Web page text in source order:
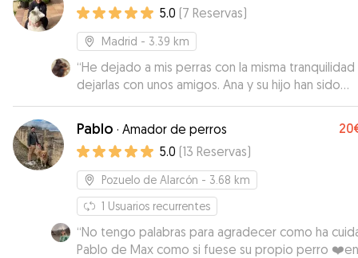
5.0 (7 Reservas)
Madrid - 3.39 km
“He dejado a mis perras con la misma
dejarlas con unos amigos. Ana y su hijo han sido
atentos y cariñosos con mis pequeñas. Una
Pablo · Amador de perros
5.0 (13 Reservas)
Pozuelo de Alarcón - 3.68 km
1 Usuarios recurrentes
“No tengo palabras para agradecer como ha
Pablo de Max como si fuese su propio perro ❤️en